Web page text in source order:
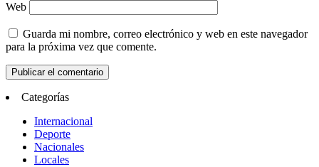
Web
Guarda mi nombre, correo electrónico y web en este navegador
para la próxima vez que comente.
Categorías
Internacional
Deporte
Nacionales
Locales